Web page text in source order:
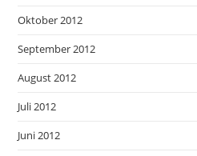
Oktober 2012
September 2012
August 2012
Juli 2012
Juni 2012